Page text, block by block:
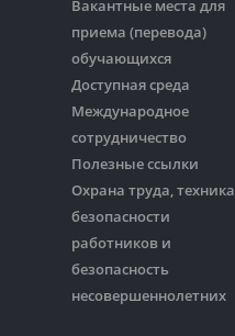
Вакантные места для
приема (перевода)
обучающихся
Доступная среда
Международное
сотрудничество
Полезные ссылки
Охрана труда, техника
безопасности
работников и
безопасность
несовершеннолетних